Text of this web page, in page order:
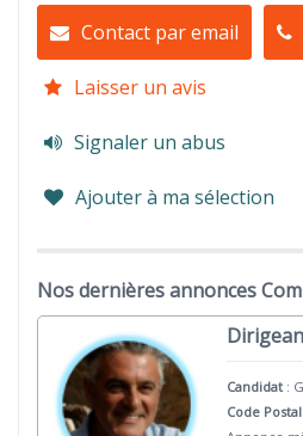
Contact par email
Laisser un avis
Signaler un abus
Ajouter à ma sélection
Nos dernières annonces
Candidat :
Code Postal